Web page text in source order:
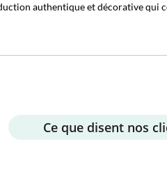
authentique et décorative qui
Ce que disent nos